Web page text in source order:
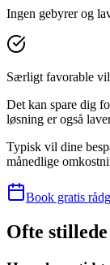
Ingen gebyrer og
Særligt favorable
Det kan spare dig
løsning er også
Typisk vil dine
månedlige
Book gratis
Ofte